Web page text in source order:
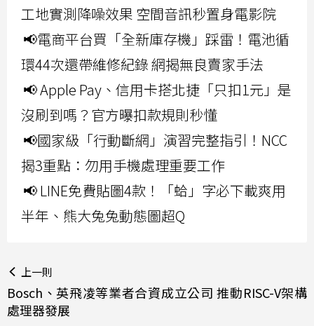
工地實測降噪效果 空間音訊秒置身電影院
📢電商平台買「全新庫存機」踩雷！電池循
環44次還帶維修紀錄 網揭無良賣家手法
📢 Apple Pay、信用卡搭北捷「只扣1元」是
沒刷到嗎？官方曝扣款規則秒懂
📢國家級「行動斷網」演習完整指引！NCC
揭3重點：勿用手機處理重要工作
📢 LINE免費貼圖4款！「蛤」字必下載爽用
半年、熊大兔兔動態圖超Q
上一則
Bosch、英飛凌等業者合資成立公司 推動RISC-V架構
處理器發展